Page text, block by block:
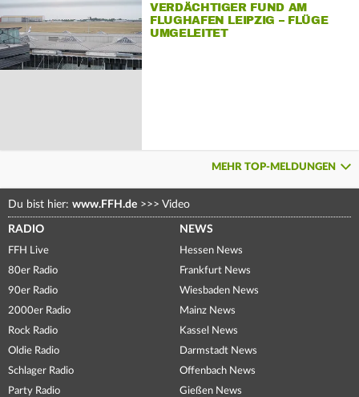
VERDÄCHTIGER FUND AM
FLUGHAFEN LEIPZIG – FLÜGE
UMGELEITET
MEHR TOP-MELDUNGEN
Du bist hier: www.FFH.de >>> Video
RADIO
FFH Live
80er Radio
90er Radio
2000er Radio
Rock Radio
Oldie Radio
Schlager Radio
Party Radio
NEWS
Hessen News
Frankfurt News
Wiesbaden News
Mainz News
Kassel News
Darmstadt News
Offenbach News
Gießen News